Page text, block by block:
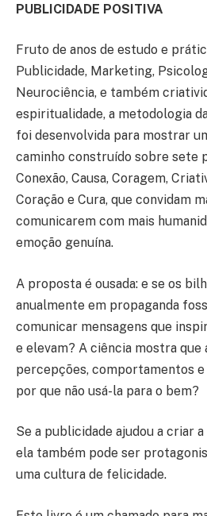
PUBLICIDADE POSITIVA
Fruto de anos de estudo e
Publicidade, Marketing,
Neurociência, e também
espiritualidade, a metodologia
foi desenvolvida para mostrar
caminho construído sobre sete
Conexão, Causa, Coragem,
Coração e Cura, que convidam
comunicarem com mais
emoção genuína.
A proposta é ousada: e se os
anualmente em propaganda
comunicar mensagens que
e elevam? A ciência mostra que
percepções, comportamentos e
por que não usá-la para o bem?
Se a publicidade ajudou a criar
ela também pode ser
uma cultura de felicidade.